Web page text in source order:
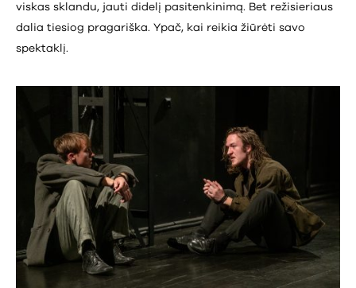
viskas sklandu, jauti didelį pasitenkinimą. Bet režisieriaus
dalia tiesiog pragariška. Ypač, kai reikia žiūrėti savo
spektaklį.